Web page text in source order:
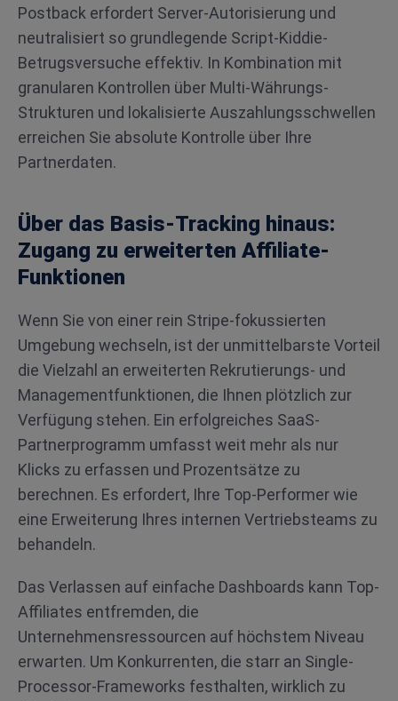
Postback erfordert Server-Autorisierung und
neutralisiert so grundlegende Script-Kiddie-
Betrugsversuche effektiv. In Kombination mit
granularen Kontrollen über Multi-Währungs-
Strukturen und lokalisierte Auszahlungsschwellen
erreichen Sie absolute Kontrolle über Ihre
Partnerdaten.
Über das Basis-Tracking hinaus:
Zugang zu erweiterten Affiliate-
Funktionen
Wenn Sie von einer rein Stripe-fokussierten
Umgebung wechseln, ist der unmittelbarste Vorteil
die Vielzahl an erweiterten Rekrutierungs- und
Managementfunktionen, die Ihnen plötzlich zur
Verfügung stehen. Ein erfolgreiches SaaS-
Partnerprogramm umfasst weit mehr als nur
Klicks zu erfassen und Prozentsätze zu
berechnen. Es erfordert, Ihre Top-Performer wie
eine Erweiterung Ihres internen Vertriebsteams zu
behandeln.
Das Verlassen auf einfache Dashboards kann Top-
Affiliates entfremden, die
Unternehmensressourcen auf höchstem Niveau
erwarten. Um Konkurrenten, die starr an Single-
Processor-Frameworks festhalten, wirklich zu